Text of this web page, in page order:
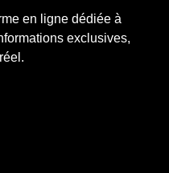
en ligne dédiée à
exclusives,